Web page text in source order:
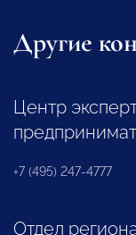
Другие
Центр
+7 (495) 247-4777
Отдел